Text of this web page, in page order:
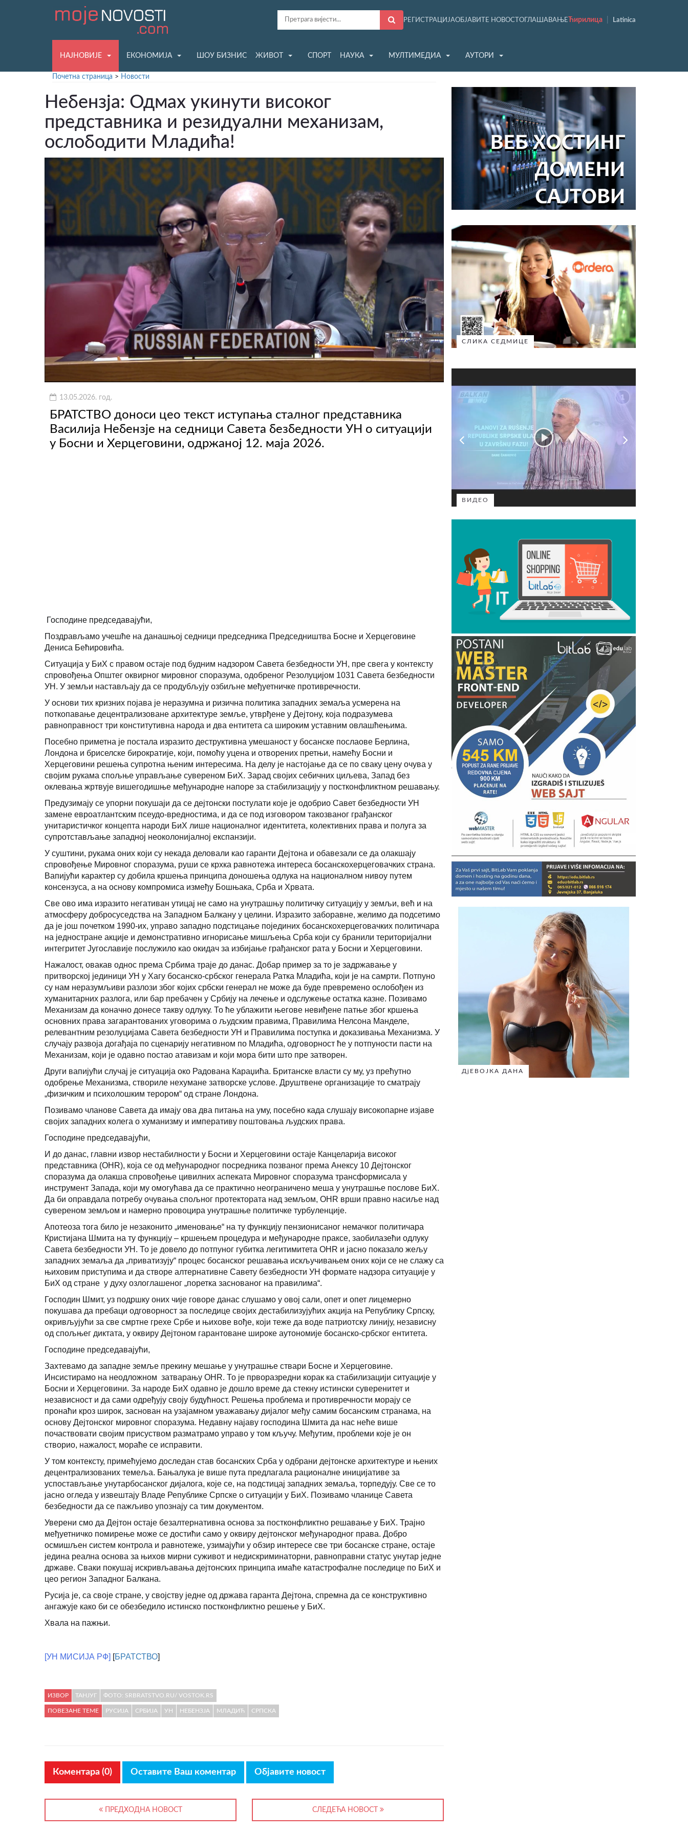
РЕГИСТРАЦИЈАОБЈАВИТЕ НОВОСТ ОГЛАШАВАЊЕ Ћирилица Latinica
НАЈНОВИЈЕ ЕКОНОМИЈА ШОУ БИЗНИС ЖИВОТ СПОРТ НАУКА МУЛТИМЕДИА АУТОРИ
Почетна страница > Новости
Небензја: Одмах укинути високог
представника и резидуални механизам,
ослободити Младића!
13.05.2026. год.
БРАТСТВО доноси цео текст иступања сталног представника
Василија Небензје на седници Савета безбедности УН о ситуацији
у Босни и Херцеговини, одржаној 12. маја 2026.
Господине председавајући,
Поздрављамо учешће на данашњој седници председника Председништва Босне и Херцеговине
Дениса Бећировића.
Ситуација у БиХ с правом остаје под будним надзором Савета безбедности УН, пре свега у контексту
спровођења Општег оквирног мировног споразума, одобреног Резолуцијом 1031 Савета безбедности
УН. У земљи настављају да се продубљују озбиљне међуетничке противречности.
У основи тих кризних појава је неразумна и ризична политика западних земаља усмерена на
поткопавање децентрализоване архитектуре земље, утврђене у Дејтону, која подразумева
равноправност три конститутивна народа и два ентитета са широким уставним овлашћењима.
Посебно приметна је постала изразито деструктивна умешаност у босанске послаове Берлина,
Лондона и бриселске бирократије, који, помоћу уцена и отворених претњи, намећу Босни и
Херцеговини решења супротна њеним интересима. На делу је настојање да се по сваку цену очува у
својим рукама спољње управљање сувереном БиХ. Зарад својих себичних циљева, Запад без
оклевања жртвује вишегодишње међународне напоре за стабилизацију у постконфликтном решавању.
Предузимају се упорни покушаји да се дејтонски постулати које је одобрио Савет безбедности УН
замене евроатлантским псеудо-вредностима, и да се под изговором такозваног грађанског
унитаристичког концепта народи БиХ лише националног идентитета, колективних права и полуга за
супротстављање западној неоколонијалној експанзији.
У суштини, рукама оних који су некада деловали као гаранти Дејтона и обавезали се да олакшају
спровођење Мировног споразума, руши се крхка равнотежа интереса босанскохерцеговачких страна.
Вапијући карактер су добила кршења принципа доношења одлука на националном нивоу путем
консензуса, а на основу компромиса између Бошњака, Срба и Хрвата.
Све ово има изразито негативан утицај не само на унутрашњу политичку ситуацију у земљи, већ и на
атмосферу добросуседства на Западном Балкану у целини. Изразито заборавне, желимо да подсетимо
да је још почетком 1990-их, управо западно подстицање појединих босанскохерцеговачких политичара
на једностране акције и демонстративно игнорисање мишљења Срба који су бранили територијални
интегритет Југославије послужило као окидач за избијање грађанског рата у Босни и Херцеговини.
Нажалост, овакав однос према Србима траје до данас. Добар пример за то је задржавање у
притворској јединици УН у Хагу босанско-србског генерала Ратка Младића, који је на самрти. Потпуно
су нам неразумљиви разлози због којих србски генерал не може да буде превремено ослобођен из
хуманитарних разлога, или бар пребачен у Србију на лечење и одслужење остатка казне. Позивамо
Механизам да коначно донесе такву одлуку. То ће ублажити његове невиђене патње због кршења
основних права загарантованих уговорима о људским правима, Правилима Нелсона Манделе,
релевантним резолуцијама Савета безбедности УН и Правилима поступка и доказивања Механизма. У
случају развоја догађаја по сценарију негативном по Младића, одговорност ће у потпуности пасти на
Механизам, који је одавно постао атавизам и који мора бити што пре затворен.
Други вапијући случај је ситуација око Радована Караџића. Британске власти су му, уз прећутно
одобрење Механизма, створиле нехумане затворске услове. Друштвене организације то сматрају
„физичким и психолошким терором“ од стране Лондона.
Позивамо чланове Савета да имају ова два питања на уму, посебно када слушају високопарне изјаве
својих западних колега о хуманизму и императиву поштовања људских права.
Господине председавајући,
И до данас, главни извор нестабилности у Босни и Херцеговини остаје Канцеларија високог
представника (OHR), која се од међународног посредника позваног према Анексу 10 Дејтонског
споразума да олакша спровођење цивилних аспеката Мировног споразума трансформисала у
инструмент Запада, који му омогућава да се практично неограничено меша у унутрашње послове БиХ.
Да би оправдала потребу очувања спољног протектората над земљом, OHR врши правно насиље над
сувереном земљом и намерно провоцира унутрашње политичке турбуленције.
Апотеоза тога било је незаконито „именовање“ на ту функцију пензионисаног немачког политичара
Кристијана Шмита на ту функцију – кршењем процедура и међународне праксе, заобилазећи одлуку
Савета безбедности УН. То је довело до потпуног губитка легитимитета OHR и јасно показало жељу
западних земаља да „приватизују“ процес босанског решавања искључивањем оних који се не слажу са
њиховим приступима и да створе алтернативне Савету безбедности УН формате надзора ситуације у
БиХ од стране у духу озлоглашеног „поретка заснованог на правилима“.
Господин Шмит, уз подршку оних чије говоре данас слушамо у овој сали, опет и опет лицемерно
покушава да пребаци одговорност за последице својих дестабилизујућих акција на Републику Српску,
окривљујући за све смртне грехе Србе и њихове вође, који теже да воде патриотску линију, независну
од спољњег диктата, у оквиру Дејтоном гарантоване широке аутономије босанско-србског ентитета.
Господине председавајући,
Захтевамо да западне земље прекину мешање у унутрашње ствари Босне и Херцеговине.
Инсистирамо на неодложном затварању OHR. То је прворазредни корак ка стабилизацији ситуације у
Босни и Херцеговини. За народе БиХ одавно је дошло време да стекну истински суверенитет и
независност и да сами одређују своју будућност. Решења проблема и противречности морају се
пронаћи кроз широк, заснован на узајамном уважавању дијалог међу самим босанским странама, на
основу Дејтонског мировног споразума. Недавну најаву господина Шмита да нас неће више
почаствовати својим присуством разматрамо управо у том кључу. Међутим, проблеми које је он
створио, нажалост, мораће се исправити.
У том контексту, примећујемо доследан став босанских Срба у одбрани дејтонске архитектуре и њених
децентрализованих темеља. Бањалука је више пута предлагала рационалне иницијативе за
успостављање унутарбосанског дијалога, које се, на подстицај западних земаља, торпедују. Све се то
јасно огледа у извештају Владе Републике Српске о ситуацији у БиХ. Позивамо чланице Савета
безбедности да се пажљиво упознају са тим документом.
Уверени смо да Дејтон остаје безалтернативна основа за постконфликтно решавање у БиХ. Трајно
међуетничко помирење може се достићи само у оквиру дејтонског међународног права. Добро
осмишљен систем контрола и равнотеже, узимајући у обзир интересе све три босанске стране, остаје
једина реална основа за њихов мирни суживот и недискриминаторни, равноправни статус унутар једне
државе. Сваки покушај искривљавања дејтонских принципа имаће катастрофалне последице по БиХ и
цео регион Западног Балкана.
Русија је, са своје стране, у својству једне од држава гаранта Дејтона, спремна да се конструктивно
ангажује како би се обезбедило истинско постконфликтно решење у БиХ.
Хвала на пажњи.
[УН МИСИЈА РФ] [БРАТСТВО]
ИЗВОР ТАНЈУГ ФОТО: SRBRATSTVO.RU/ VOSTOK.RS
ПОВЕЗАНЕ ТЕМЕ РУСИЈА СРБИЈА УН НЕБЕНЗЈА МЛАДИЋ СРПСКА
Коментара (0) Оставите Ваш коментар Објавите новост
ПРЕДХОДНА НОВОСТ СЛЕДЕЋА НОВОСТ
СЛИКА СЕДМИЦЕ
ВИДЕО
ДјЕВОЈКА ДАНА